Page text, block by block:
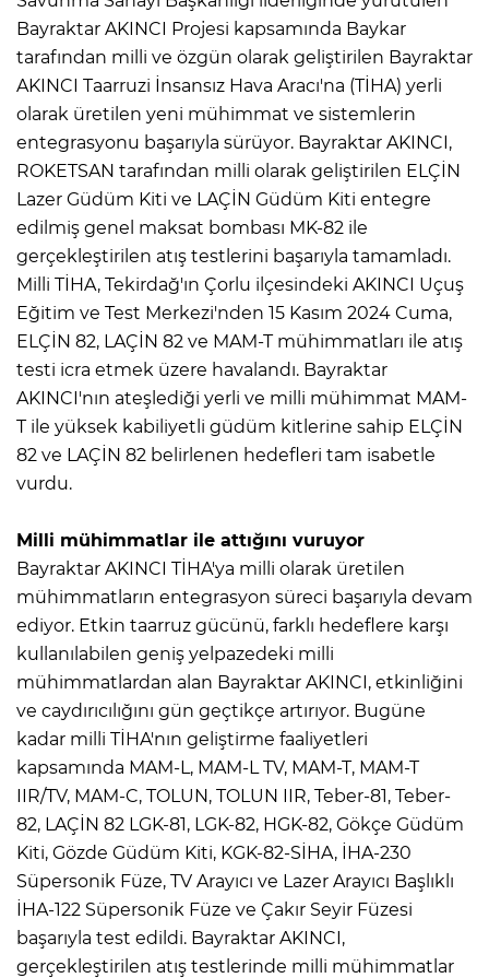
Bayraktar AKINCI Projesi kapsamında Baykar
tarafından milli ve özgün olarak geliştirilen Bayraktar
AKINCI Taarruzi İnsansız Hava Aracı'na (TİHA) yerli
olarak üretilen yeni mühimmat ve sistemlerin
entegrasyonu başarıyla sürüyor. Bayraktar AKINCI,
ROKETSAN tarafından milli olarak geliştirilen ELÇİN
Lazer Güdüm Kiti ve LAÇİN Güdüm Kiti entegre
edilmiş genel maksat bombası MK-82 ile
gerçekleştirilen atış testlerini başarıyla tamamladı.
Milli TİHA, Tekirdağ'ın Çorlu ilçesindeki AKINCI Uçuş
Eğitim ve Test Merkezi'nden 15 Kasım 2024 Cuma,
ELÇİN 82, LAÇİN 82 ve MAM-T mühimmatları ile atış
testi icra etmek üzere havalandı. Bayraktar
AKINCI'nın ateşlediği yerli ve milli mühimmat MAM-
T ile yüksek kabiliyetli güdüm kitlerine sahip ELÇİN
82 ve LAÇİN 82 belirlenen hedefleri tam isabetle
vurdu.
Milli mühimmatlar ile attığını vuruyor
Bayraktar AKINCI TİHA'ya milli olarak üretilen
mühimmatların entegrasyon süreci başarıyla devam
ediyor. Etkin taarruz gücünü, farklı hedeflere karşı
kullanılabilen geniş yelpazedeki milli
mühimmatlardan alan Bayraktar AKINCI, etkinliğini
ve caydırıcılığını gün geçtikçe artırıyor. Bugüne
kadar milli TİHA'nın geliştirme faaliyetleri
kapsamında MAM-L, MAM-L TV, MAM-T, MAM-T
IIR/TV, MAM-C, TOLUN, TOLUN IIR, Teber-81, Teber-
82, LAÇİN 82 LGK-81, LGK-82, HGK-82, Gökçe Güdüm
Kiti, Gözde Güdüm Kiti, KGK-82-SİHA, İHA-230
Süpersonik Füze, TV Arayıcı ve Lazer Arayıcı Başlıklı
İHA-122 Süpersonik Füze ve Çakır Seyir Füzesi
başarıyla test edildi. Bayraktar AKINCI,
gerçekleştirilen atış testlerinde milli mühimmatlar